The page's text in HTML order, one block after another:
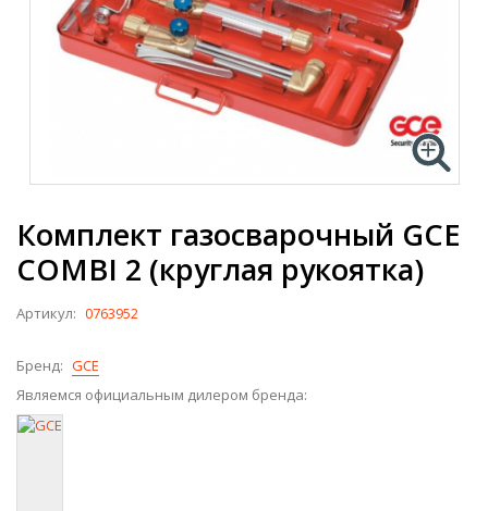
Комплект газосварочный GCE
COMBI 2 (круглая рукоятка)
Артикул: 0763952
Бренд: GCE
Являемся официальным дилером бренда: